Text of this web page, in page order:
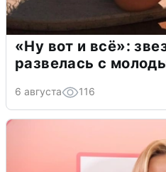
«Ну вот и всё»:
развелась с
6 августа 116